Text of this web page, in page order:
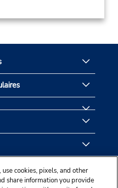
cookies, pixels, and other
share information you provide